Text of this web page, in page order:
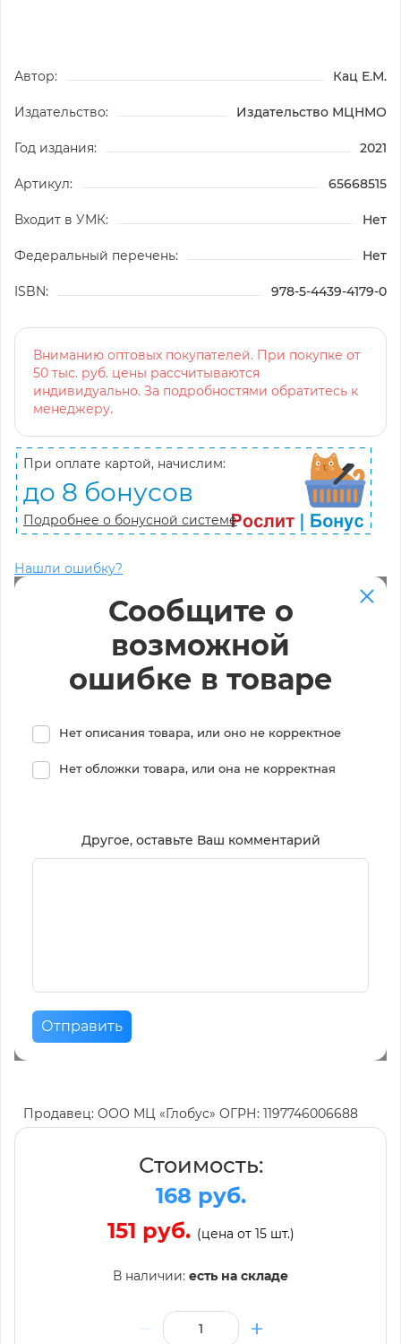
Автор: Кац Е.М.
Издательство: Издательство МЦНМО
Год издания: 2021
Артикул: 65668515
Входит в УМК: Нет
Федеральный перечень: Нет
ISBN: 978-5-4439-4179-0
Вниманию оптовых покупателей. При покупке от
50 тыс. руб. цены рассчитываются
индивидуально. За подробностями обратитесь к
менеджеру.
При оплате картой, начислим:
до 8 бонусов
Подробнее о бонусной системе
Нашли ошибку?
Сообщите о
возможной
ошибке в товаре
Нет описания товара, или оно не корректное
Нет обложки товара, или она не корректная
Другое, оставьте Ваш комментарий
Отправить
Продавец: ООО МЦ «Глобус» ОГРН: 1197746006688
Стоимость:
168 руб.
151 руб. (цена от 15 шт.)
В наличии: есть на складе